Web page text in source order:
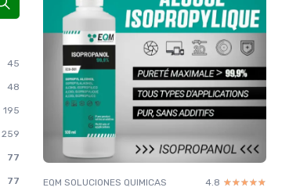
45
48
195
259
77
77
EQM SOLUCIONES QUIMICAS 4.8 ☆☆☆☆☆
★★★★★